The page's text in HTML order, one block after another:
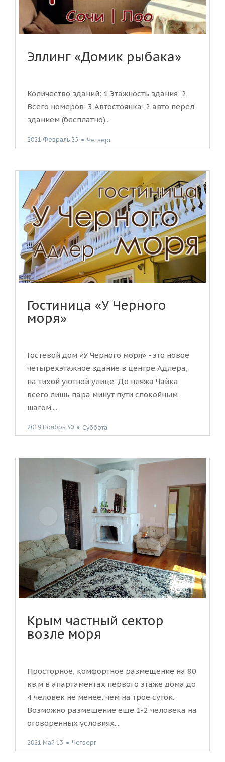
Эллинг «Домик рыбака»
Количество зданий: 1 Этажность здания: 2
Всего номеров: 3 Автостоянка: 2 авто перед
зданием (бесплатно)...
2021 Февраль 25 ● Четверг
Гостиница «У Черного
моря»
Гостевой дом «У Черного моря» - это новое
четырехэтажное здание в центре Адлера,
на тихой уютной улице. До пляжа Чайка
всего лишь пара минут пути спокойным
шагом....
2019 Ноябрь 30 ● Суббота
Крым частный сектор
возле моря
Просторное, комфортное размещение на 80
кв.м в апартаментах первого этаже дома до
4 человек не менее, чем на трое суток.
Возможно размещение еще 1-2 человека на
оговоренных условиях....
2021 Май 13 ● Четверг